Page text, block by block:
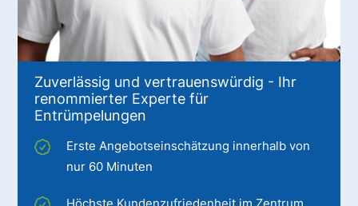
Zuverlässig und vertrauenswürdig - Ihr
renommierter Experte für
Entrümpelungen
Erste Angebotseinschätzung innerhalb von
nur 60 Minuten